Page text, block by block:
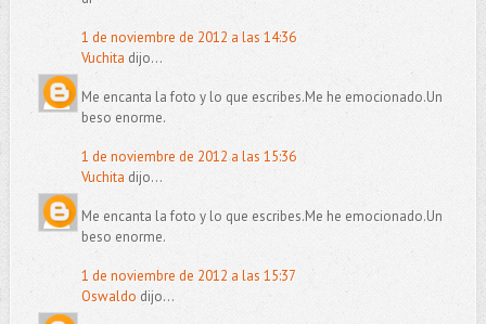
1 de noviembre de 2012 a las 14:36
Vuchita dijo...
Me encanta la foto y lo que escribes.Me he emocionado.Un
beso enorme.
1 de noviembre de 2012 a las 15:36
Vuchita dijo...
Me encanta la foto y lo que escribes.Me he emocionado.Un
beso enorme.
1 de noviembre de 2012 a las 15:37
Oswaldo dijo...